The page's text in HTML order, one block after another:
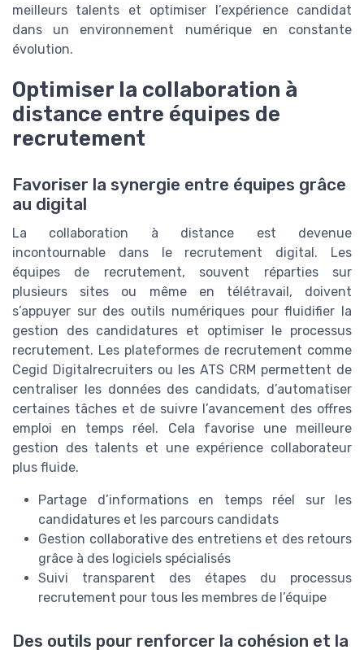
meilleurs talents et optimiser l’expérience candidat
dans un environnement numérique en constante
évolution.
Optimiser la collaboration à
distance entre équipes de
recrutement
Favoriser la synergie entre équipes grâce
au digital
La collaboration à distance est devenue
incontournable dans le recrutement digital. Les
équipes de recrutement, souvent réparties sur
plusieurs sites ou même en télétravail, doivent
s’appuyer sur des outils numériques pour fluidifier la
gestion des candidatures et optimiser le processus
recrutement. Les plateformes de recrutement comme
Cegid Digitalrecruiters ou les ATS CRM permettent de
centraliser les données des candidats, d’automatiser
certaines tâches et de suivre l’avancement des offres
emploi en temps réel. Cela favorise une meilleure
gestion des talents et une expérience collaborateur
plus fluide.
Partage d’informations en temps réel sur les
candidatures et les parcours candidats
Gestion collaborative des entretiens et des retours
grâce à des logiciels spécialisés
Suivi transparent des étapes du processus
recrutement pour tous les membres de l’équipe
Des outils pour renforcer la cohésion et la